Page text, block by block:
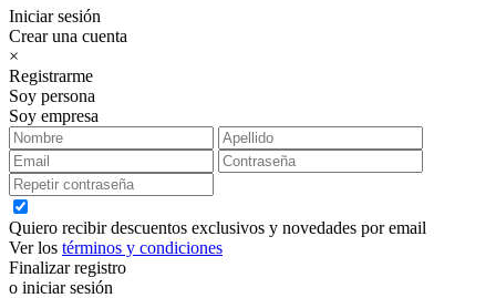
Iniciar sesión
Crear una cuenta
×
Registrarme
Soy persona
Soy empresa
Quiero recibir descuentos exclusivos y novedades por email
Ver los términos y condiciones
Finalizar registro
o iniciar sesión